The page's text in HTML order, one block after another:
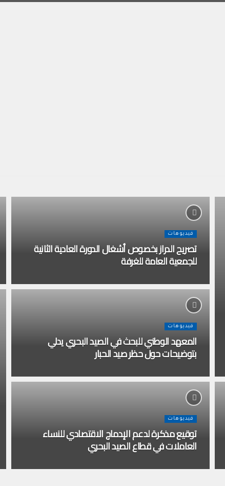
فيديوهات
تصريح الدراز بخصوص أشغال الدورة العادية الثانية
للجمعية العامة للغرفة
فيديوهات
المعهد الوطني للبحث في الصيد البحري يدلي
بتوضيحات حول حظر صيد الحبار
فيديوهات
توقيع مذكرة لدعم الإدماج الاقتصادي للنساء
العاملات في قطاع الصيد البحري